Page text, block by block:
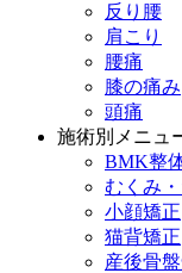
反り腰
肩こり
腰痛
膝の痛み
頭痛
施術別メニュ
BMK整
むくみ
小顔矯正
猫背矯正
産後骨